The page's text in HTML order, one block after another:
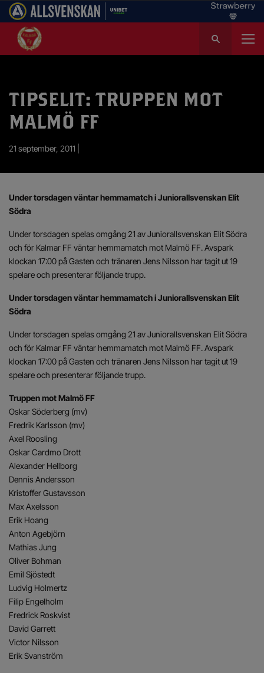
k
TIPSELIT: TRUPPEN MOT
MALMÖ FF
21 september, 2011 |
Under torsdagen väntar hemmamatch i Juniorallsvenskan Elit
Södra
Under torsdagen spelas omgång 21 av Juniorallsvenskan Elit Södra
och för Kalmar FF väntar hemmamatch mot Malmö FF. Avspark
klockan 17:00 på Gasten och tränaren Jens Nilsson har tagit ut 19
spelare och presenterar följande trupp.
Under torsdagen väntar hemmamatch i Juniorallsvenskan Elit
Södra
Under torsdagen spelas omgång 21 av Juniorallsvenskan Elit Södra
och för Kalmar FF väntar hemmamatch mot Malmö FF. Avspark
klockan 17:00 på Gasten och tränaren Jens Nilsson har tagit ut 19
spelare och presenterar följande trupp.
Truppen mot Malmö FF
Oskar Söderberg (mv)
Fredrik Karlsson (mv)
Axel Roosling
Oskar Cardmo Drott
Alexander Hellborg
Dennis Andersson
Kristoffer Gustavsson
Max Axelsson
Erik Hoang
Anton Agebjörn
Mathias Jung
Oliver Bohman
Emil Sjöstedt
Ludvig Holmertz
Filip Engelholm
Fredrick Roskvist
David Garrett
Victor Nilsson
Erik Svanström